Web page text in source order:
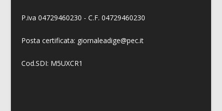
P.iva 04729460230 - C.F. 04729460230
Posta certificata: giornaleadige@pec.it
Cod.SDI: M5UXCR1